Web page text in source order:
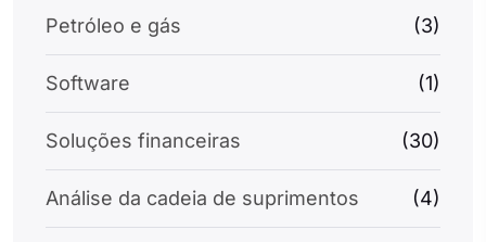
Petróleo e gás (3)
Software (1)
Soluções financeiras (30)
Análise da cadeia de suprimentos (4)